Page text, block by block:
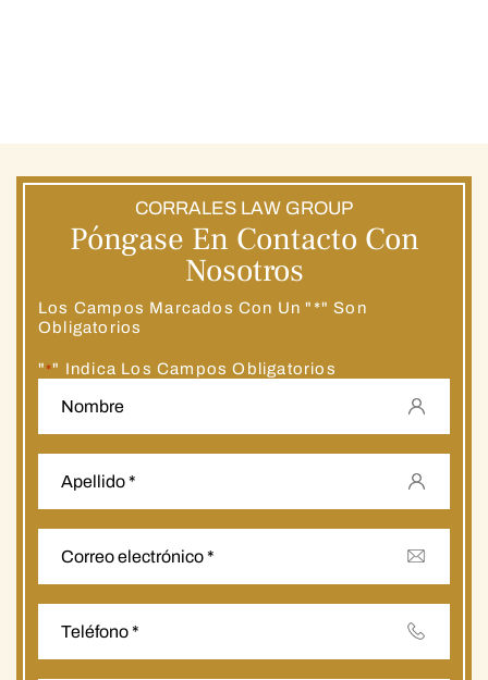
CORRALES LAW GROUP
Póngase En Contacto Con
Nosotros
Los Campos Marcados Con Un "*" Son
Obligatorios
" *" Indica Los Campos Obligatorios